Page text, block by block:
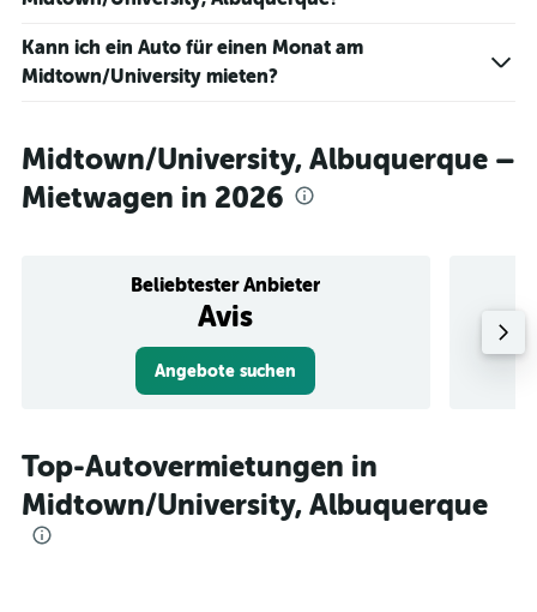
Kann ich ein Auto für einen Monat am
Midtown/University mieten?
Midtown/University, Albuquerque –
Mietwagen in 2026
Beliebtester Anbieter
Avis
Angebote suchen
Top-Autovermietungen in
Midtown/University, Albuquerque